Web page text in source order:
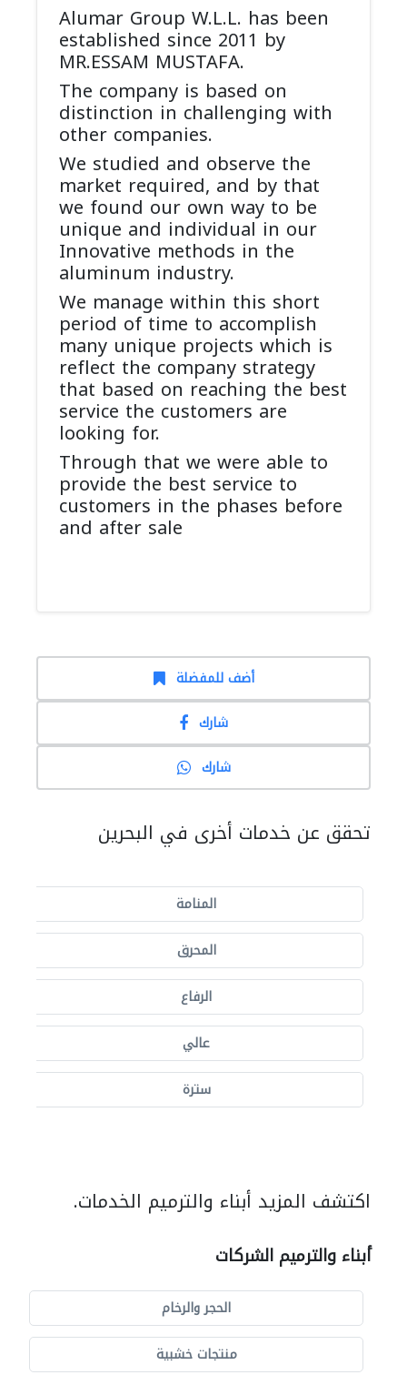
Alumar Group W.L.L. has been
established since 2011 by
MR.ESSAM MUSTAFA.
The company is based on
distinction in challenging with
other companies.
We studied and observe the
market required, and by that
we found our own way to be
unique and individual in our
Innovative methods in the
aluminum industry.
We manage within this short
period of time to accomplish
many unique projects which is
reflect the company strategy
that based on reaching the best
service the customers are
looking for.
Through that we were able to
provide the best service to
customers in the phases before
and after sale
أضف للمفضلة
شارك
شارك
تحقق عن خدمات أخرى في البحرين
المنامة
المحرق
الرفاع
عالي
سترة
اكتشف المزيد أبناء والترميم الخدمات.
أبناء والترميم الشركات
الحجر والرخام
منتجات خشبية